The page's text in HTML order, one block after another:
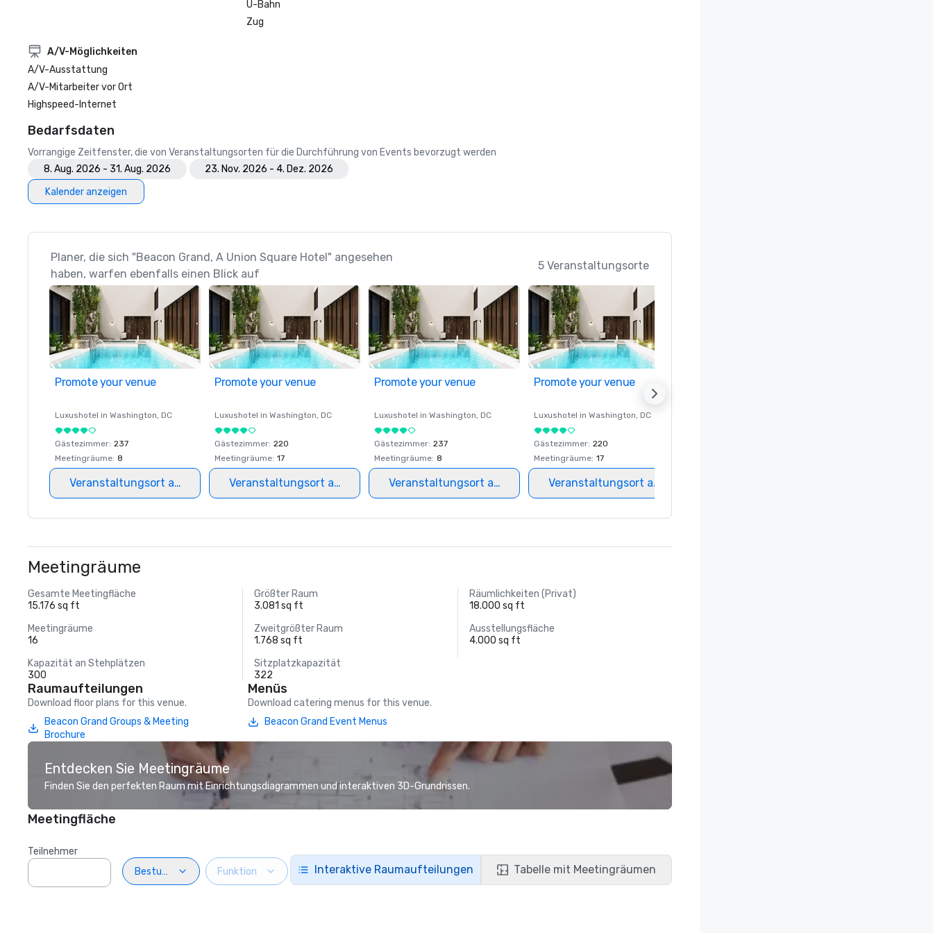
U-Bahn
Zug
A/V-Möglichkeiten
A/V-Ausstattung
A/V-Mitarbeiter vor Ort
Highspeed-Internet
Bedarfsdaten
Vorrangige Zeitfenster, die von Veranstaltungsorten für die Durchführung von Events bevorzugt werden
8. Aug. 2026 - 31. Aug. 2026
23. Nov. 2026 - 4. Dez. 2026
Kalender anzeigen
Planer, die sich "Beacon Grand, A Union Square Hotel" angesehen
haben, warfen ebenfalls einen Blick auf
5 Veranstaltungsorte
Promote your venue
Luxushotel in Washington, DC
Gästezimmer: 237
Meetingräume: 8
Veranstaltungsort auswählen
Promote your venue
Luxushotel in Washington, DC
Gästezimmer: 220
Meetingräume: 17
Veranstaltungsort auswählen
Promote your venue
Luxushotel in Washington, DC
Gästezimmer: 237
Meetingräume: 8
Veranstaltungsort auswählen
Promote your venue
Luxushotel in Washington, DC
Gästezimmer: 220
Meetingräume: 17
Veranstaltungsort auswählen
Meetingräume
Gesamte Meetingfläche
15.176 sq ft
Größter Raum
3.081 sq ft
Räumlichkeiten (Privat)
18.000 sq ft
Meetingräume
16
Zweitgrößter Raum
1.768 sq ft
Ausstellungsfläche
4.000 sq ft
Kapazität an Stehplätzen
300
Sitzplatzkapazität
322
Raumaufteilungen
Download floor plans for this venue.
Beacon Grand Groups & Meeting
Brochure
Menüs
Download catering menus for this venue.
Beacon Grand Event Menus
Entdecken Sie Meetingräume
Finden Sie den perfekten Raum mit Einrichtungsdiagrammen und interaktiven 3D-Grundrissen.
Meetingfläche
Teilnehmer
Bestuhlung
Funktion Interaktive Raumaufteilungen Tabelle mit Meetingräumen